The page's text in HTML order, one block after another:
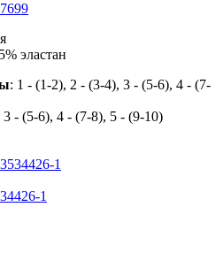
эластан
: 1 - (1-2), 2 - (3-4), 3 - (5-6), 4 - (7-
- (5-6), 4 - (7-8), 5 - (9-10)
1